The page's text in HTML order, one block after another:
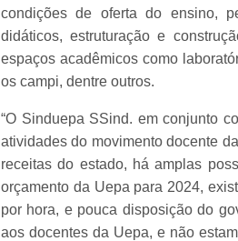
condições de oferta do ensino,
didáticos, estruturação e
espaços acadêmicos como
os campi, dentre outros.
“O Sinduepa SSind. em conjunto
atividades do movimento docente
receitas do estado, há amplas
orçamento da Uepa para 2024,
por hora, e pouca disposição do
aos docentes da Uepa, e não